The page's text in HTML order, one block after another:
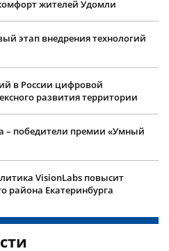
жителей Удомли
этап внедрения технологий
в России цифровой
развития территории
– победители премии «Умный
VisionLabs повысит
района Екатеринбурга